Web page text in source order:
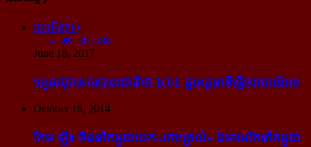
អានពិស្ដារ
301086
June 18, 2017
ហ្វេសប៊ុក​នគរបាល​ជាតិ​ថា K01 គ្មាន​តួនាទី​ធ្វើ​ចរាចរណ៍​ទេ
October 16, 2014
កែម ឡី៖ ចិន​នាំ​កម្ពុជា​យក​«កោះ​ត្រល់» ឯ​អាមេរិក​នាំ​កម្ពុជា​